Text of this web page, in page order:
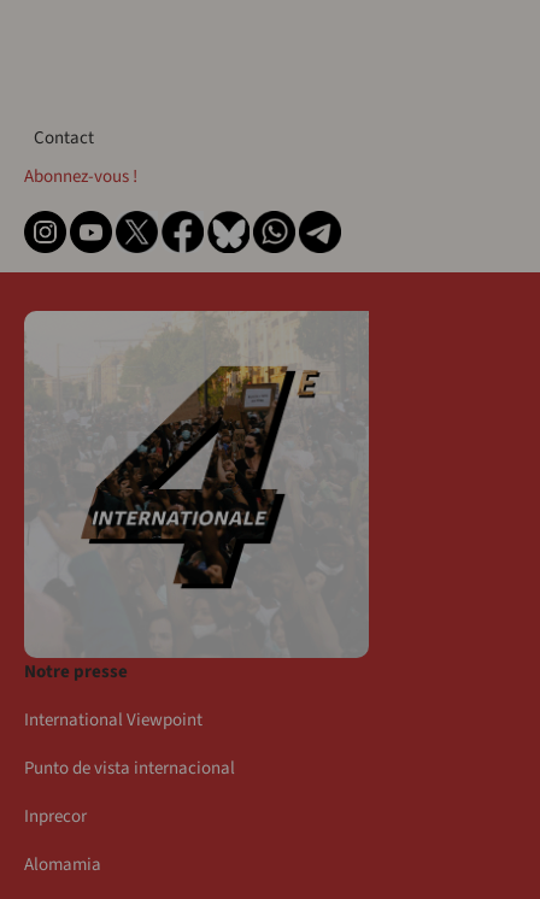
Contact
Contact
Abonnez-vous !
Notre presse
International Viewpoint
Punto de vista internacional
Inprecor
Alomamia